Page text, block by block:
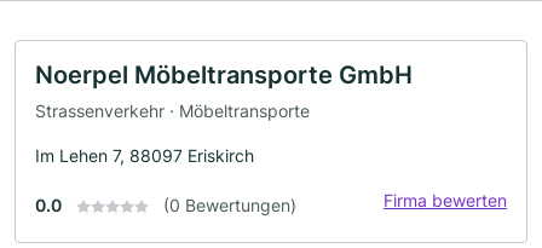
Noerpel Möbeltransporte GmbH
Strassenverkehr · Möbeltransporte
Im Lehen 7, 88097 Eriskirch
0.0 (0 Bewertungen) Firma bewerten